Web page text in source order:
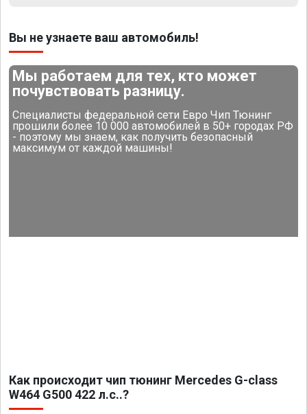
Вы не узнаете ваш автомобиль!
Мы работаем для тех, кто может
почувствовать разницу.
Специалисты федеральной сети Евро Чип Тюнинг
прошили более 10 000 автомобилей в 50+ городах РФ
- поэтому мы знаем, как получить безопасный
максимум от каждой машины!
Как происходит чип тюнинг Mercedes G-class
W464 G500 422 л.с..?